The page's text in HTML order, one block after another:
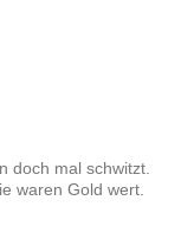
doch mal schwitzt.
waren Gold wert.